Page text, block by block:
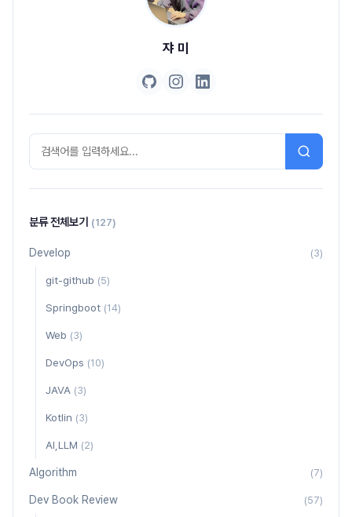
쟈 미
분류 전체보기 (127)
Develop (3)
git-github (5)
Springboot (14)
Web (3)
DevOps (10)
JAVA (3)
Kotlin (3)
AI,LLM (2)
Algorithm (7)
Dev Book Review (57)